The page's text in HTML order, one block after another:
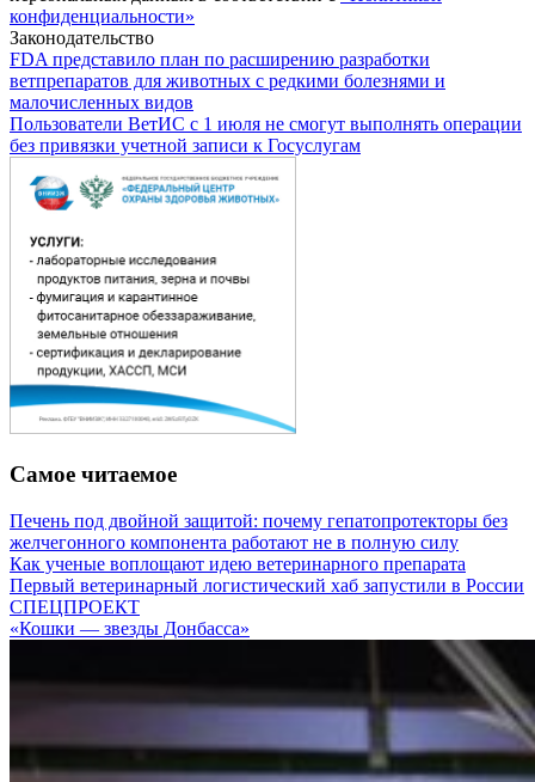
конфиденциальности»
Законодательство
FDA представило план по расширению разработки
ветпрепаратов для животных с редкими болезнями и
малочисленных видов
Пользователи ВетИС с 1 июля не смогут выполнять операции
без привязки учетной записи к Госуслугам
Самое читаемое
Печень под двойной защитой: почему гепатопротекторы без
желчегонного компонента работают не в полную силу
Как ученые воплощают идею ветеринарного препарата
Первый ветеринарный логистический хаб запустили в России
СПЕЦПРОЕКТ
«Кошки — звезды Донбасса»